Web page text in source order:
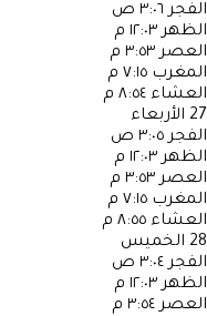
الفجر ٣:٠٦ ص
الظهر ١٢:٠٣ م
العصر ٣:٥٣ م
المغرب ٧:١٥ م
العشاء ٨:٥٤ م
27 الأربعاء
الفجر ٣:٠٥ ص
الظهر ١٢:٠٣ م
العصر ٣:٥٣ م
المغرب ٧:١٥ م
العشاء ٨:٥٥ م
28 الخميس
الفجر ٣:٠٤ ص
الظهر ١٢:٠٣ م
العصر ٣:٥٤ م